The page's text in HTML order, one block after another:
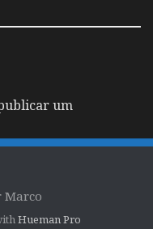
um
Marco
Hueman Pro